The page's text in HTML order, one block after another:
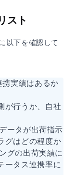
スト
以下を確認して
実績はあるか
が行うか、自社
ータが出荷指示
グはどの程度か
グの出荷実績に
ータス連携率に